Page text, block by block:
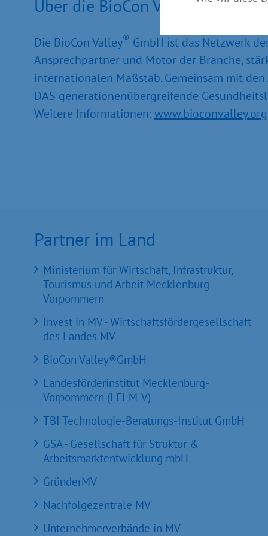
Über die BioCon Valley GmbH:
Die BioCon Valley® GmbH ist das Netzwerk
Ansprech­partner und Motor der Branche,
internationalen Maßstab. Ge­meinsam mit
DAS gene­rationenübergreifende
Weitere Informationen:www.bioconvalley.org
Partner im Land
Ministerium für Wirtschaft, Infrastruktur,
Tourismus und Arbeit Mecklenburg-
Vorpommern
Invest in MV - Wirtschaftsfördergesellschaft
des Landes MV
BioCon Valley®GmbH
Landesförderinstitut Mecklenburg-
Vorpommern (LFI M-V)
TBI Technologie-Beratungs-Institut GmbH
GSA - Gesellschaft für Struktur &
Arbeitsmarktentwicklung mbH
GründerMV
Nachfolgezentrale MV
Unternehmerverbände in MV